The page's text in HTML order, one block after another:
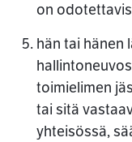
on
hän tai hänen
toimielimen
tai sitä
yhteisössä,